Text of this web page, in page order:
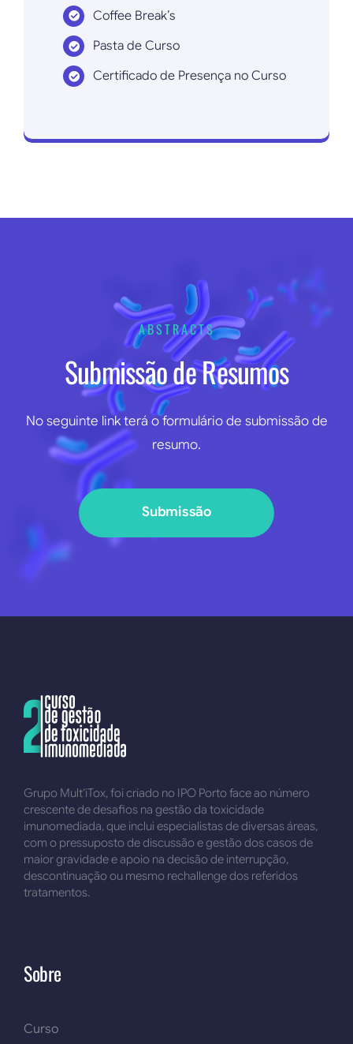
Coffee Break’s
Pasta de Curso
Certificado de Presença no Curso
ABSTRACTS
Submissão de Resumos
No seguinte link terá o formulário de submissão de
resumo.
Submissão
Grupo Mult’iTox, foi criado no IPO Porto face ao número
crescente de desafios na gestão da toxicidade
imunomediada, que inclui especialistas de diversas áreas,
com o pressuposto de discussão e gestão dos casos de
maior gravidade e apoio na decisão de interrupção,
descontinuação ou mesmo rechallenge dos referidos
tratamentos.
Sobre
Curso